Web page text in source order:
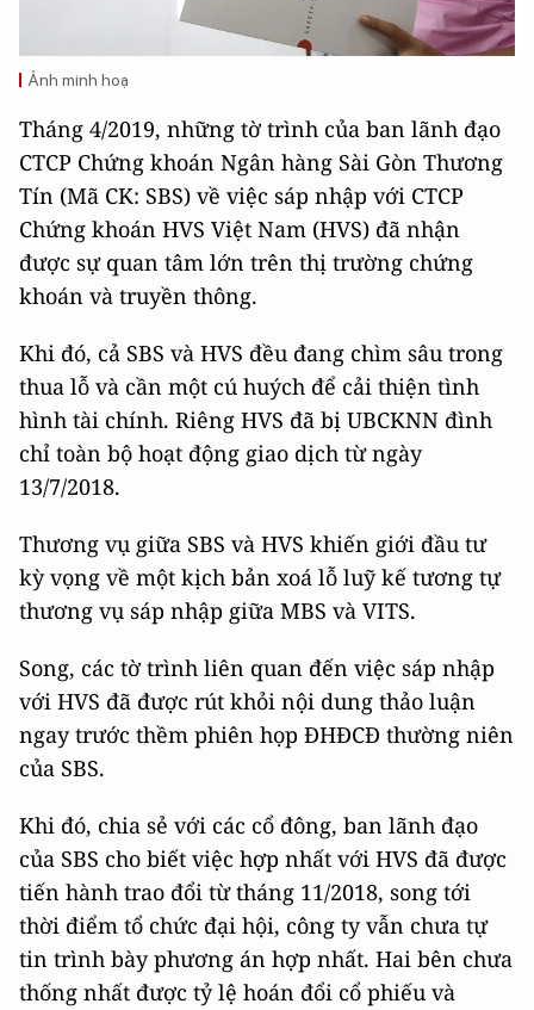
Ảnh minh hoạ
Tháng 4/2019, những tờ trình của ban lãnh đạo
CTCP Chứng khoán Ngân hàng Sài Gòn Thương
Tín (Mã CK: SBS) về việc sáp nhập với CTCP
Chứng khoán HVS Việt Nam (HVS) đã nhận
được sự quan tâm lớn trên thị trường chứng
khoán và truyền thông.
Khi đó, cả SBS và HVS đều đang chìm sâu trong
thua lỗ và cần một cú huých để cải thiện tình
hình tài chính. Riêng HVS đã bị UBCKNN đình
chỉ toàn bộ hoạt động giao dịch từ ngày
13/7/2018.
Thương vụ giữa SBS và HVS khiến giới đầu tư
kỳ vọng về một kịch bản xoá lỗ luỹ kế tương tự
thương vụ sáp nhập giữa MBS và VITS.
Song, các tờ trình liên quan đến việc sáp nhập
với HVS đã được rút khỏi nội dung thảo luận
ngay trước thềm phiên họp ĐHĐCĐ thường niên
của SBS.
Khi đó, chia sẻ với các cổ đông, ban lãnh đạo
của SBS cho biết việc hợp nhất với HVS đã được
tiến hành trao đổi từ tháng 11/2018, song tới
thời điểm tổ chức đại hội, công ty vẫn chưa tự
tin trình bày phương án hợp nhất. Hai bên chưa
thống nhất được tỷ lệ hoán đổi cổ phiếu và